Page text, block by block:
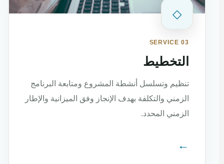
◇
SERVICE 03
التخطيط
تنظيم وتسلسل أنشطة المشروع ومتابعة البرنامج
الزمني والتكلفة بهدف الإنجاز وفق الميزانية والإطار
الزمني المحدد.
←